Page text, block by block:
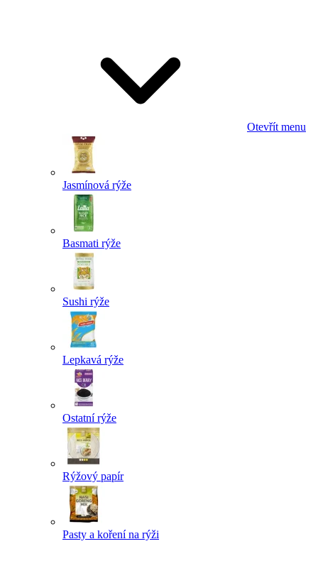
Otevřít menu
Jasmínová rýže
Basmati rýže
Sushi rýže
Lepkavá rýže
Ostatní rýže
Rýžový papír
Pasty a koření na rýži